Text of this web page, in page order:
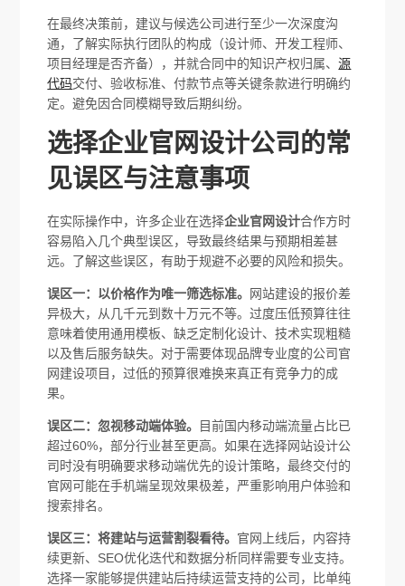
在最终决策前，建议与候选公司进行至少一次深度沟
通，了解实际执行团队的构成（设计师、开发工程师、
项目经理是否齐备），并就合同中的知识产权归属、源
代码交付、验收标准、付款节点等关键条款进行明确约
定。避免因合同模糊导致后期纠纷。
选择企业官网设计公司的常
见误区与注意事项
在实际操作中，许多企业在选择企业官网设计合作方时
容易陷入几个典型误区，导致最终结果与预期相差甚
远。了解这些误区，有助于规避不必要的风险和损失。
误区一：以价格作为唯一筛选标准。 网站建设的报价差
异极大，从几千元到数十万元不等。过度压低预算往往
意味着使用通用模板、缺乏定制化设计、技术实现粗糙
以及售后服务缺失。对于需要体现品牌专业度的公司官
网建设项目，过低的预算很难换来真正有竞争力的成
果。
误区二：忽视移动端体验。
目前国内移动端流量占比已
超过60%，部分行业甚至更高。如果在选择网站设计公
司时没有明确要求移动端优先的设计策略，最终交付的
官网可能在手机端呈现效果极差，严重影响用户体验和
搜索排名。
误区三：将建站与运营割裂看待。 官网上线后，内容持
续更新、SEO优化迭代和数据分析同样需要专业支持。
选择一家能够提供建站后持续运营支持的公司，比单纯